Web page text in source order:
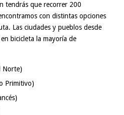
tendrás que recorrer 200
con distintas opciones
Las ciudades y pueblos desde
bicicleta la mayoría de
Norte)
Primitivo)